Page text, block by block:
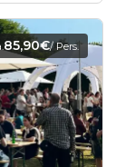
85,90€/ Pers.